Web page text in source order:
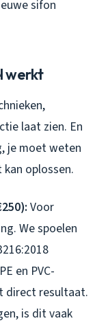
sifon
werkt
laat zien. En
je moet weten
oplossen.
Voor
We spoelen
en PVC-
direct resultaat.
is dit vaak